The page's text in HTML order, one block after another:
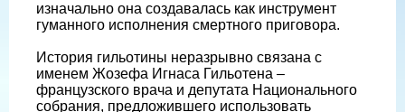
изначально она создавалась как инструмент
гуманного исполнения смертного приговора.
История гильотины неразрывно связана с
именем Жозефа Игнаса Гильотена –
французского врача и депутата Национального
собрания, предложившего использовать